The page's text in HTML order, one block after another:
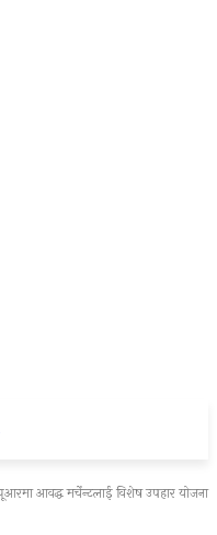
आवद्ध मर्चेन्टलाई विशेष उपहार योजना